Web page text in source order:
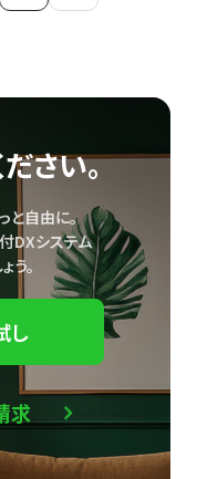
さい。
と自由に。
DXシステム
う。
し
求